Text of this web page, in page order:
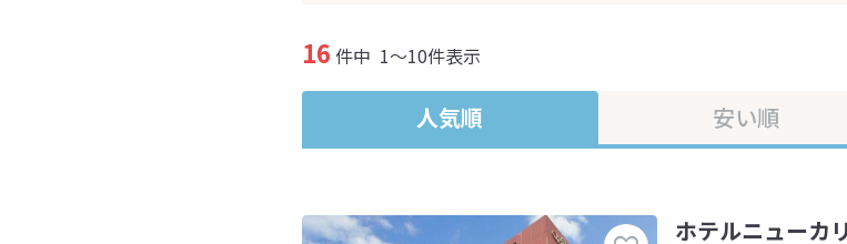
16 件中 1～10件表示
人気順 安い順
ホテルニューカ